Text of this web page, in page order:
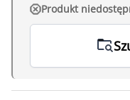
Produkt